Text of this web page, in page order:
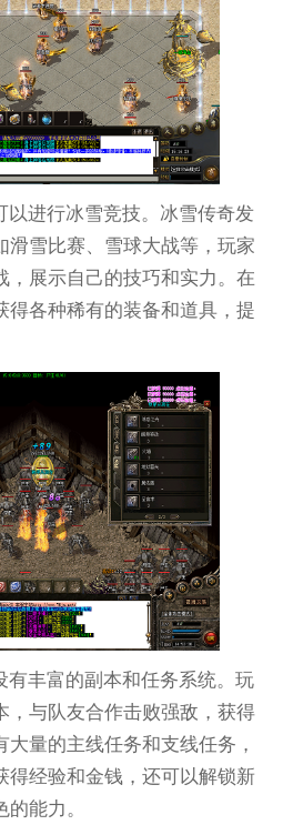
以进行冰雪竞技。冰雪传奇发
滑雪比赛、雪球大战等，玩家
，展示自己的技巧和实力。在
得各种稀有的装备和道具，提
有丰富的副本和任务系统。玩
，与队友合作击败强敌，获得
量的主线任务和支线任务，
得经验和金钱，还可以解锁新
能力。